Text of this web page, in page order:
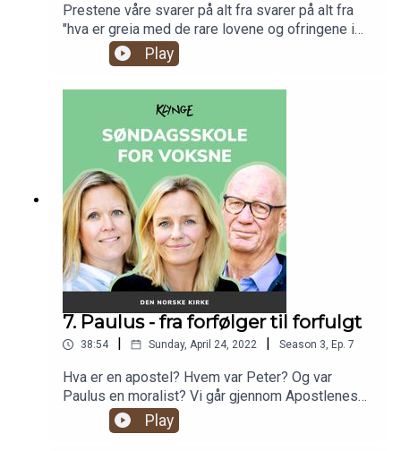
Prestene våre svarer på alt fra svarer på alt fra
"hva er greia med de rare lovene og ofringene i
Mosebøkene", og "ble det full oppstandelse i
dødsriket da Jesus kom Langfredag", til "er det
greit å lese Det gamle testamentet bare for
underholdningens del". I sesongens siste
episode har vi hentet inn spørsmål fra lytterne
våre, og svarer på dette og mye mer!
Play
7. Paulus - fra forfølger til forfulgt
38:54 | Sunday, April 24, 2022 | Season 3, Ep. 7
Hva er en apostel? Hvem var Peter? Og var
Paulus en moralist? Vi går gjennom Apostlenes
gjerninger, og snakker om hvem Paulus var,
hvordan han påvirker kristendommen og hvilke
Play